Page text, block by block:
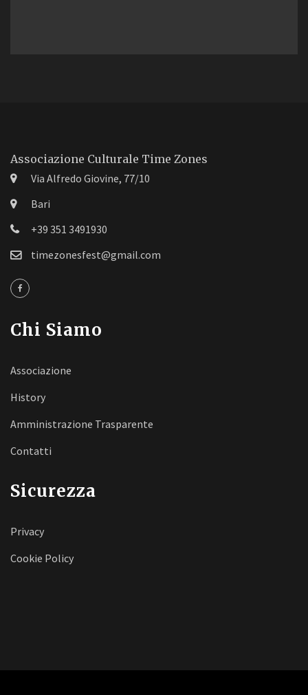
Associazione Culturale Time Zones
Via Alfredo Giovine, 77/10
Bari
+39 351 3491930
timezonesfest@gmail.com
Chi Siamo
Associazione
History
Amministrazione Trasparente
Contatti
Sicurezza
Privacy
Cookie Policy